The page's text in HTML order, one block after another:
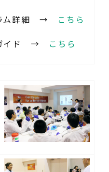
ム詳細 → こちら
イド → こちら